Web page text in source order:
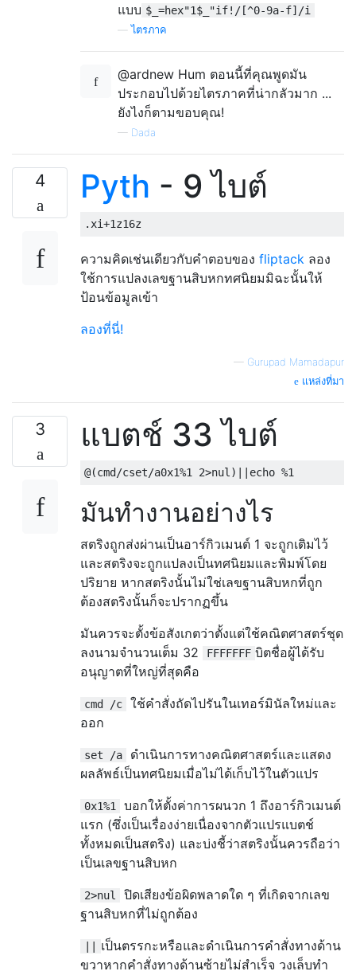
แบบ $_=hex"1$_"if!/[^0-9a-f]/i
—ไตรภาค
@ardnew Hum ตอนนี้ที่คุณพูดมัน
ประกอบไปด้วยไตรภาคที่น่ากลัวมาก ...
ยังไงก็ตามขอบคุณ!
— Dada
4 Pyth - 9 ไบต์
ความคิดเช่นเดียวกับคำตอบของ fliptack ลอง
ใช้การแปลงเลขฐานสิบหกทศนิยมมิฉะนั้นให้
ป้อนข้อมูลเข้า
ลองที่นี่!
— Gurupad Mamadapur
แหล่งที่มา
3 แบตช์ 33 ไบต์
มันทำงานอย่างไร
สตริงถูกส่งผ่านเป็นอาร์กิวเมนต์ 1 จะถูกเติมไว้
และสตริงจะถูกแปลงเป็นทศนิยมและพิมพ์โดย
ปริยาย หากสตริงนั้นไม่ใช่เลขฐานสิบหกที่ถูก
ต้องสตริงนั้นก็จะปรากฏขึ้น
มันควรจะตั้งข้อสังเกตว่าตั้งแต่ใช้คณิตศาสตร์ชุด
ลงนามจำนวนเต็ม 32
FFFFFFF บิตชื่อผู้ได้รับ
อนุญาตที่ใหญ่ที่สุดคือ
cmd /c
ใช้คำสั่งถัดไปรันในเทอร์มินัลใหม่และ
ออก
set /a
ดำเนินการทางคณิตศาสตร์และแสดง
ผลลัพธ์เป็นทศนิยมเมื่อไม่ได้เก็บไว้ในตัวแปร
0x1%1
บอกให้ตั้งค่าการผนวก 1 ถึงอาร์กิวเมนต์
แรก (ซึ่งเป็นเรื่องง่ายเนื่องจากตัวแปรแบตช์
ทั้งหมดเป็นสตริง) และบ่งชี้ว่าสตริงนั้นควรถือว่า
เป็นเลขฐานสิบหก
2>nul
ปิดเสียงข้อผิดพลาดใด ๆ ที่เกิดจากเลข
ฐานสิบหกที่ไม่ถูกต้อง
เป็นตรรกะหรือและดำเนินการคำสั่งทางด้าน
ขวาหากคำสั่งทางด้านซ้ายไม่สำเร็จ วงเล็บทำ